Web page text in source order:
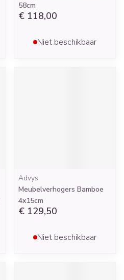
58cm
€ 118,00
Niet beschikbaar
Advys
Meubelverhogers Bamboe
4x15cm
€ 129,50
Niet beschikbaar